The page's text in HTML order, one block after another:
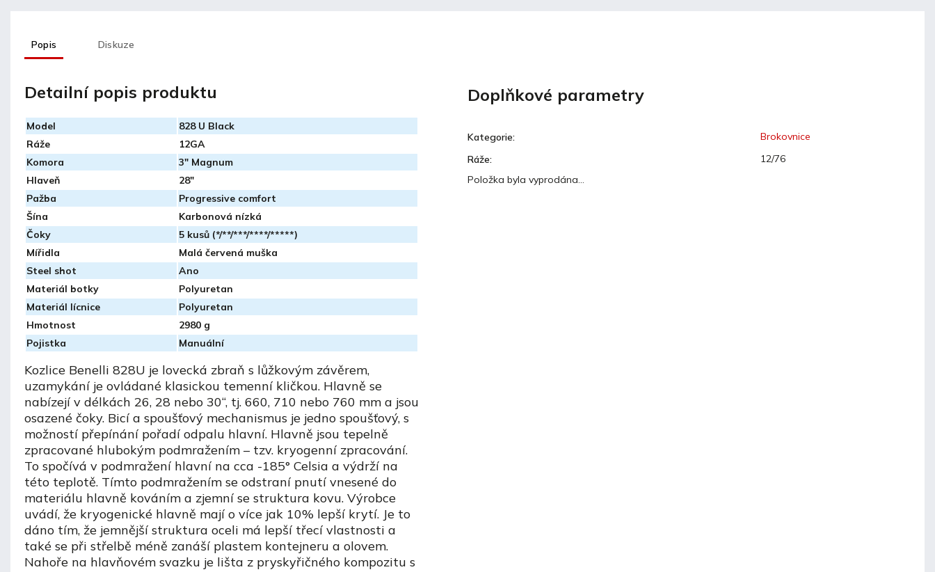
Popis Diskuze
Detailní popis produktu
Model
828 U Black
Ráže
12GA
Komora
3" Magnum
Hlaveň
28"
Pažba
Progressive comfort
Šína
Karbonová nízká
Čoky
5 kusů (*/**/***/****/*****)
Mířidla
Malá červená muška
Steel shot
Ano
Materiál botky
Polyuretan
Materiál lícnice
Polyuretan
Hmotnost
2980 g
Pojistka
Manuální
Kozlice Benelli 828U je lovecká zbraň s lůžkovým závěrem,
uzamykání je ovládané klasickou temenní kličkou. Hlavně se
nabízejí v délkách 26, 28 nebo 30“, tj. 660, 710 nebo 760 mm a jsou
osazené čoky. Bicí a spoušťový mechanismus je jedno spoušťový, s
možností přepínání pořadí odpalu hlavní. Hlavně jsou tepelně
zpracované hlubokým podmražením – tzv. kryogenní zpracování.
To spočívá v podmražení hlavní na cca -185° Celsia a výdrží na
této teplotě. Tímto podmražením se odstraní pnutí vnesené do
materiálu hlavně kováním a zjemní se struktura kovu. Výrobce
uvádí, že kryogenické hlavně mají o více jak 10% lepší krytí. Je to
dáno tím, že jemnější struktura oceli má lepší třecí vlastnosti a
také se při střelbě méně zanáší plastem kontejneru a olovem.
Nahoře na hlavňovém svazku je lišta z pryskyřičného kompozitu s
Doplňkové parametry
Kategorie:
Brokovnice
Ráže:
12/76
Položka byla vyprodána…